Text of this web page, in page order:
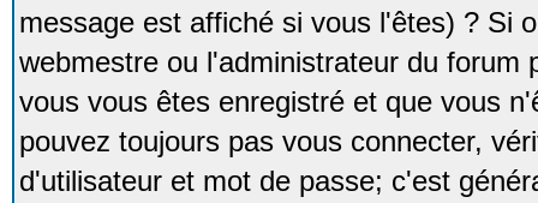
message est affiché si vous l'êtes) ? Si
webmestre ou l'administrateur du forum
vous vous êtes enregistré et que vous
pouvez toujours pas vous connecter,
d'utilisateur et mot de passe; c'est